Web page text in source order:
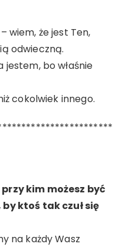
wiem, że jest Ten,
odwieczną.
bo właśnie
cokolwiek innego.
kim możesz być
ktoś tak czuł się
na każdy Wasz